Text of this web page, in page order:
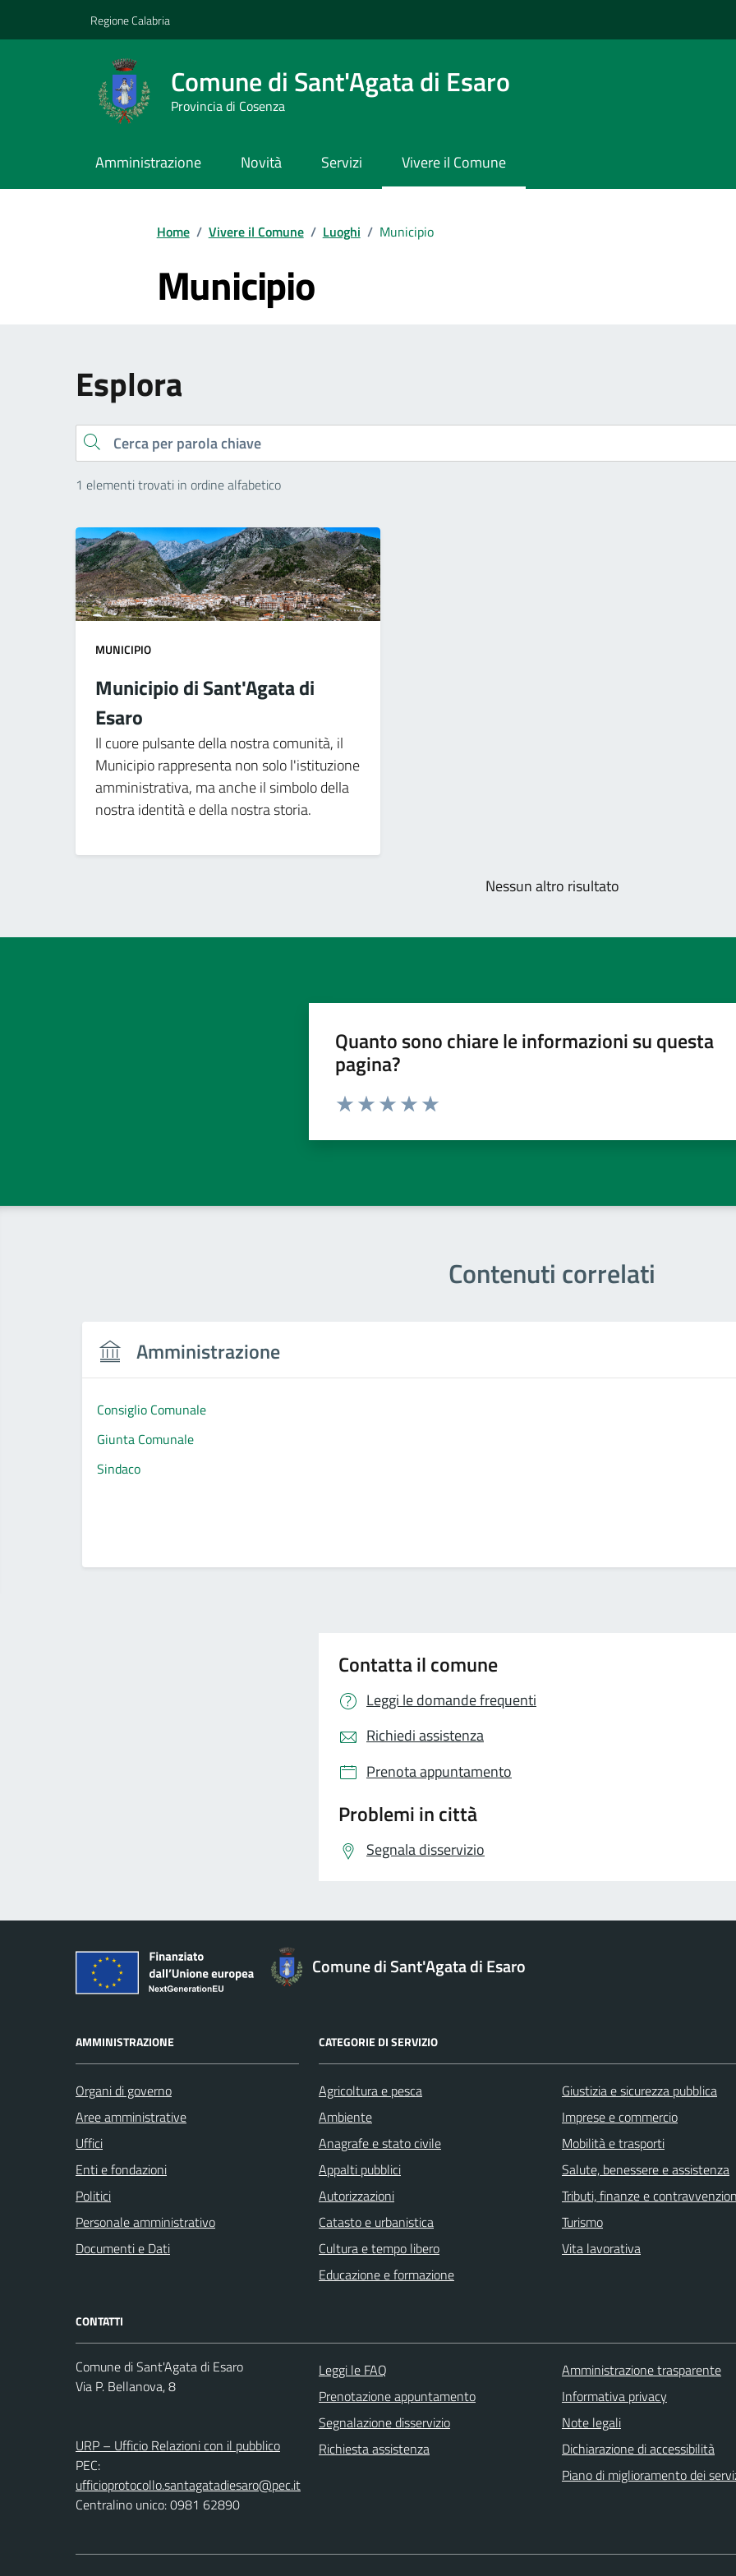
Regione Calabria
Comune di Sant'Agata di Esaro
Provincia di Cosenza
Amministrazione Novità Servizi Vivere il Comune
Home / Vivere il Comune / Luoghi / Municipio
Municipio
Esplora
Cerca
1 elementi trovati in ordine alfabetico
MUNICIPIO
Municipio di Sant'Agata di
Esaro
Il cuore pulsante della nostra comunità, il
Municipio rappresenta non solo l'istituzione
amministrativa, ma anche il simbolo della
nostra identità e della nostra storia.
Nessun altro risultato
Quanto sono chiare le informazioni su questa
pagina?
Contenuti correlati
Amministrazione
Consiglio Comunale
Giunta Comunale
Sindaco
Contatta il comune
Leggi le domande frequenti
Richiedi assistenza
Prenota appuntamento
Problemi in città
Segnala disservizio
Comune di Sant'Agata di Esaro
AMMINISTRAZIONE
Organi di governo
Aree amministrative
Uffici
Enti e fondazioni
Politici
Personale amministrativo
Documenti e Dati
CATEGORIE DI SERVIZIO
Agricoltura e pesca
Ambiente
Anagrafe e stato civile
Appalti pubblici
Autorizzazioni
Catasto e urbanistica
Cultura e tempo libero
Educazione e formazione
Giustizia e sicurezza pubblica
Imprese e commercio
Mobilità e trasporti
Salute, benessere e assistenza
Tributi, finanze e
Turismo
Vita lavorativa
CONTATTI
Comune di Sant'Agata di Esaro
Via P. Bellanova, 8
URP – Ufficio Relazioni con il pubblico
PEC:
ufficioprotocollo.santagatadiesaro@pec.it
Centralino unico: 0981 62890
Leggi le FAQ
Prenotazione appuntamento
Segnalazione disservizio
Richiesta assistenza
Amministrazione trasparente
Informativa privacy
Note legali
Dichiarazione di accessibilità
Piano di miglioramento dei